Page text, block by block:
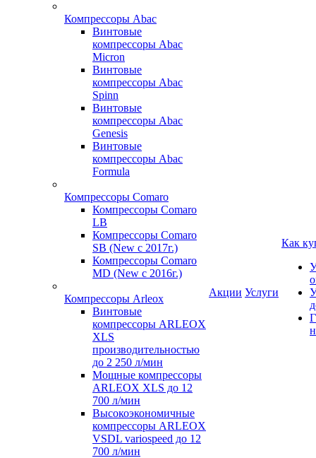
Компрессоры Abac
Винтовые
компрессоры Abac
Micron
Винтовые
компрессоры Abac
Spinn
Винтовые
компрессоры Abac
Genesis
Винтовые
компрессоры Abac
Formula
Компрессоры Comaro
Компрессоры Comaro
LB
Компрессоры Comaro
SB (New с 2017г.)
Компрессоры Comaro
MD (New с 2016г.)
Компрессоры Arleox
Винтовые
компрессоры ARLEOX
XLS
производительностью
до 2 250 л/мин
Мощные компрессоры
ARLEOX XLS до 12
700 л/мин
Высокоэкономичные
компрессоры ARLEOX
VSDL variospeed до 12
700 л/мин
Акции Услуги
Как